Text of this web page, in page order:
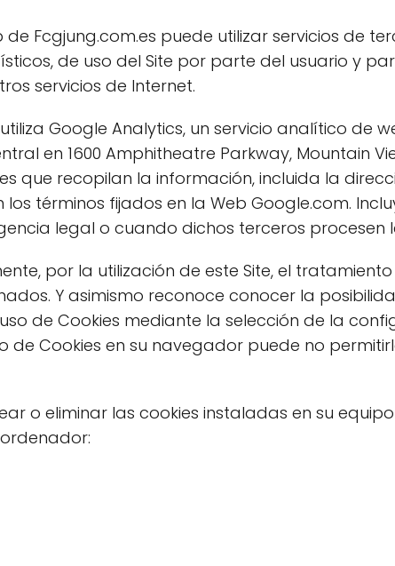
de Fcgjung.com.es puede utilizar servicios de
de uso del Site por parte del usuario y
servicios de Internet.
Google Analytics, un servicio analítico de
en 1600 Amphitheatre Parkway, Mountain
que recopilan la información, incluida la
términos fijados en la Web Google.com.
legal o cuando dichos terceros
por la utilización de este Site, el
Y asimismo reconoce conocer la
de Cookies mediante la selección de la
de Cookies en su navegador puede no
o eliminar las cookies instaladas en su